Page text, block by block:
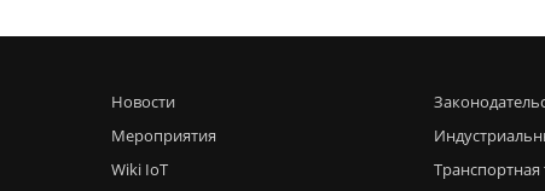
Новости
Мероприятия
Wiki IoT
Транспортная